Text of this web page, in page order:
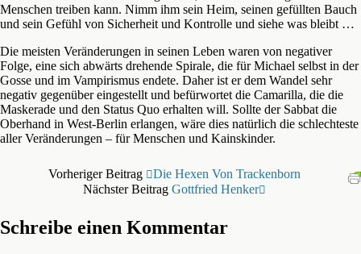
Menschen treiben kann. Nimm ihm sein Heim, seinen gefüllten Bauch
und sein Gefühl von Sicherheit und Kontrolle und siehe was bleibt …
Die meisten Veränderungen in seinen Leben waren von negativer
Folge, eine sich abwärts drehende Spirale, die für Michael selbst in der
Gosse und im Vampirismus endete. Daher ist er dem Wandel sehr
negativ gegenüber eingestellt und befürwortet die Camarilla, die die
Maskerade und den Status Quo erhalten will. Sollte der Sabbat die
Oberhand in West-Berlin erlangen, wäre dies natürlich die schlechteste
aller Veränderungen – für Menschen und Kainskinder.
Vorheriger Beitrag
Die Hexen Von Trackenborn
Nächster Beitrag Gottfried Henker
Schreibe einen Kommentar